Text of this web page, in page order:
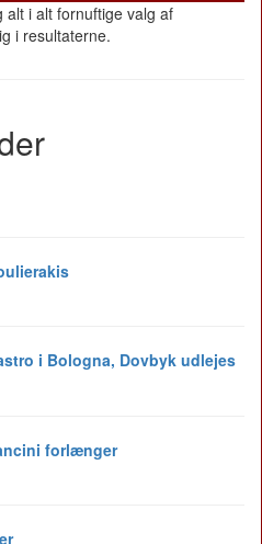
alt i alt fornuftige valg af
i resultaterne.
i Bologna, Dovbyk udlejes
forlænger